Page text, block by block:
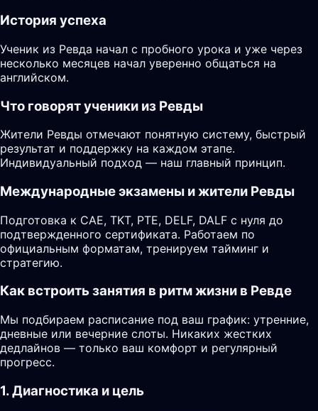
История успеха
Ученик из Ревда начал с пробного урока и уже через
несколько месяцев начал уверенно общаться на
английском.
Что говорят ученики из Ревды
Жители Ревды отмечают понятную систему, быстрый
результат и поддержку на каждом этапе.
Индивидуальный подход — наш главный принцип.
Международные экзамены и жители Ревды
Подготовка к CAE, TKT, PTE, DELF, DALF с нуля до
подтвержденного сертификата. Работаем по
официальным форматам, тренируем тайминг и
стратегию.
Как встроить занятия в ритм жизни в Ревде
Мы подбираем расписание под ваш график: утренние,
дневные или вечерние слоты. Никаких жестких
дедлайнов — только ваш комфорт и регулярный
прогресс.
1. Диагностика и цель